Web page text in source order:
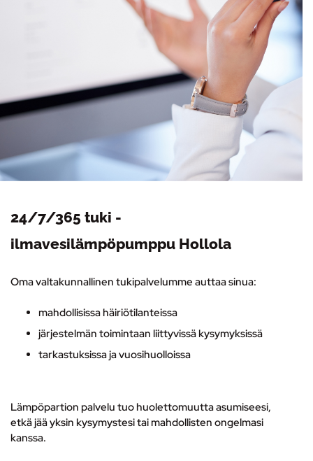
24/7/365 tuki -
ilmavesilämpöpumppu Hollola
Oma valtakunnallinen tukipalvelumme auttaa sinua:
mahdollisissa häiriötilanteissa
järjestelmän toimintaan liittyvissä kysymyksissä
tarkastuksissa ja vuosihuolloissa
Lämpöpartion palvelu tuo huolettomuutta asumiseesi,
etkä jää yksin kysymystesi tai mahdollisten ongelmasi
kanssa.